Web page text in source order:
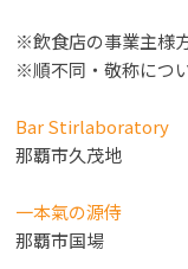
※飲食店の事業主様
※順不同・敬称につ
Bar Stirlaboratory
那覇市久茂地
一本氣の源侍
那覇市国場